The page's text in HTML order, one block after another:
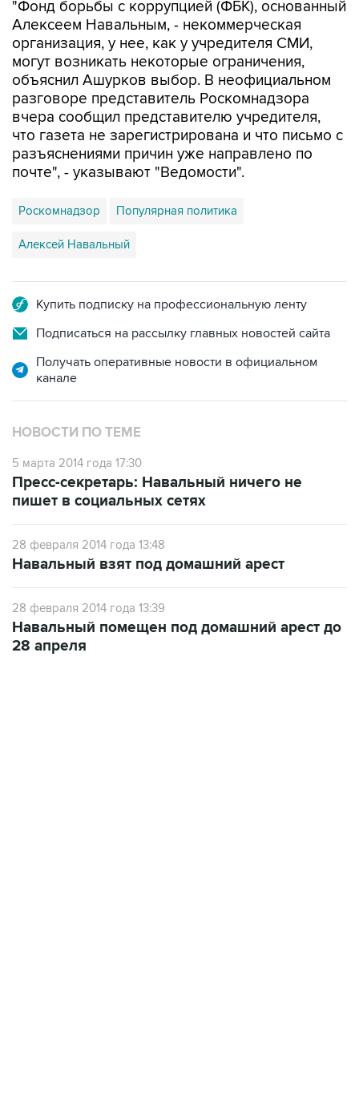
организация, у нее, как у учредителя СМИ,
могут возникать некоторые ограничения,
объяснил Ашурков выбор. В неофициальном
разговоре представитель Роскомнадзора
вчера сообщил представителю учредителя,
что газета не зарегистрирована и что письмо с
разъяснениями причин уже направлено по
почте", - указывают "Ведомости".
Роскомнадзор Популярная политика
Алексей Навальный
Подписаться на рассылку главных новостей сайта
Получать оперативные новости в официальном
НОВОСТИ ПО ТЕМЕ
5 марта 2014 года 17:30
пишет в социальных сетях
28 февраля 2014 года 13:48
28 февраля 2014 года 13:39
28 апреля